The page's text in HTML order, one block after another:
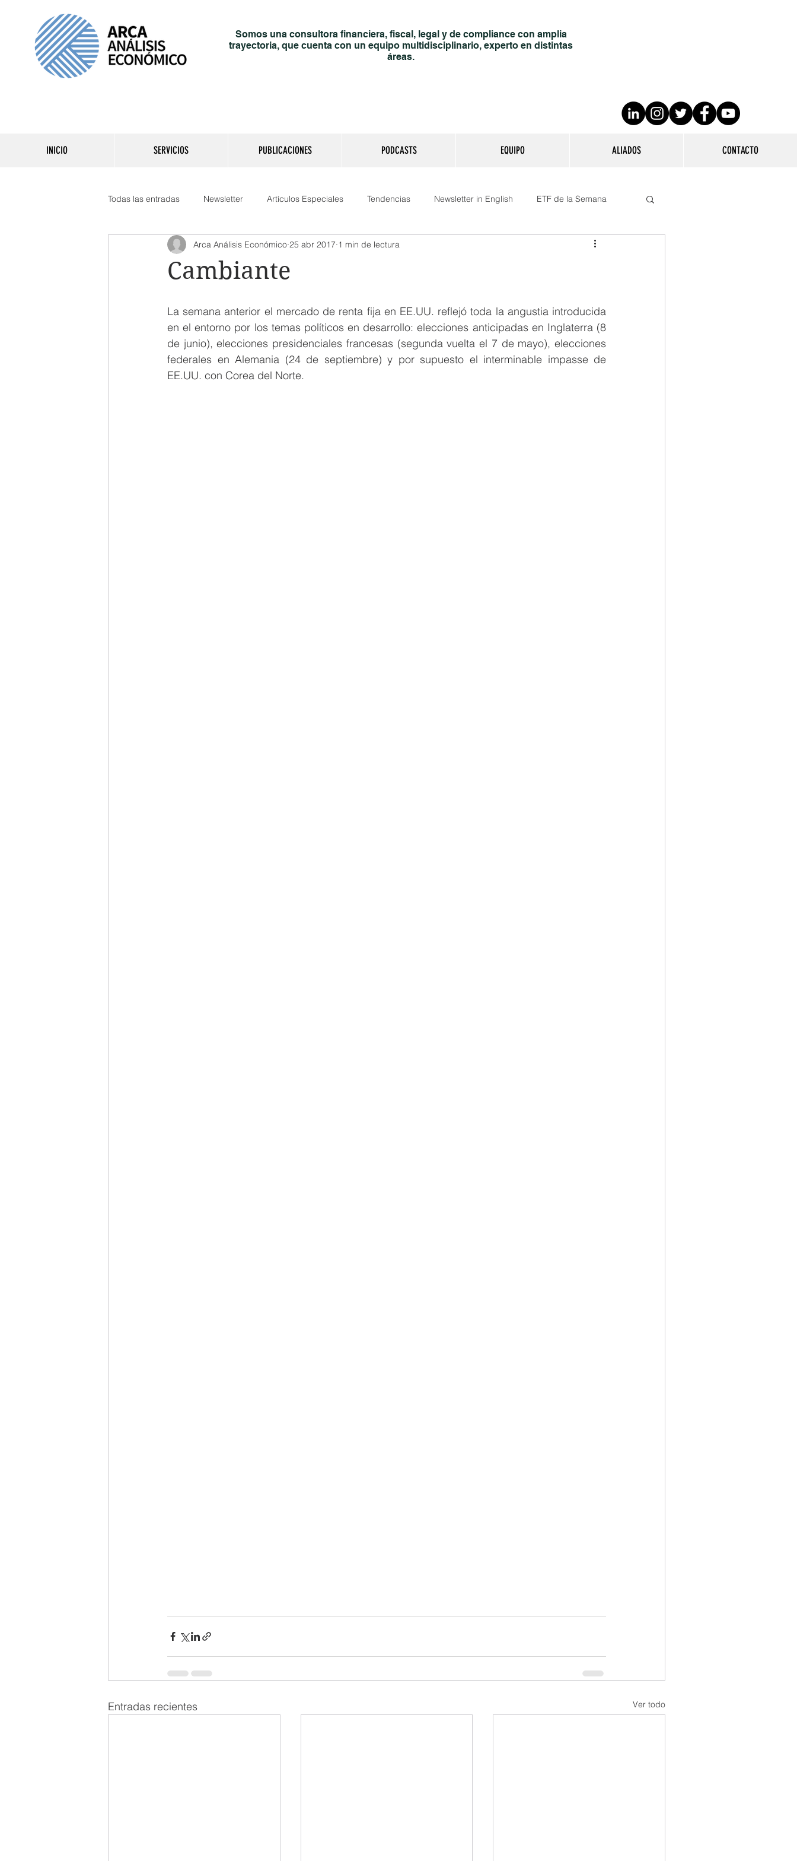
Somos una consultora financiera, fiscal, legal y de compliance con amplia
trayectoria, que cuenta con un equipo multidisciplinario, experto en distintas
áreas.
INICIO SERVICIOS PUBLICACIONES PODCASTS EQUIPO ALIADOS CONTACTO
Todas las entradas Newsletter Artículos Especiales Tendencias Newsletter in English ETF de la Semana
Reporte del día
Cambiante
Arca Análisis Económico 25 abr 2017 1 min de lectura
La semana anterior el mercado de renta fija en EE.UU. reflejó toda la angustia introducida
en el entorno por los temas políticos en desarrollo: elecciones anticipadas en Inglaterra (8
de junio), elecciones presidenciales francesas (segunda vuelta el 7 de mayo), elecciones
federales en Alemania (24 de septiembre) y por supuesto el interminable impasse de
EE.UU. con Corea del Norte.
Entradas recientes Ver todo